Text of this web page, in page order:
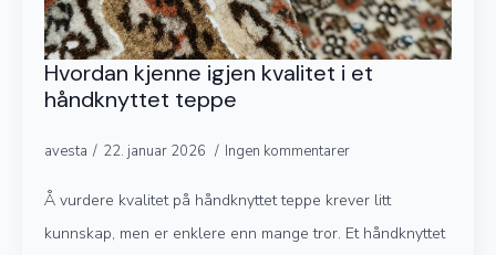
Hvordan kjenne igjen kvalitet i et
håndknyttet teppe
avesta 22. januar 2026 Ingen kommentarer
Å vurdere kvalitet på håndknyttet teppe krever litt
kunnskap, men er enklere enn mange tror. Et håndknyttet